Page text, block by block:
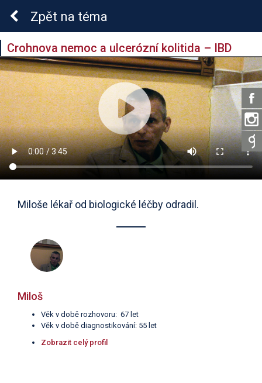
Crohnova nemoc a ulcerózní kolitida – IBD
Zpět na téma
Miloše lékař od biologické léčby odradil.
Miloš
Věk v době rozhovoru: 67 let
Věk v době diagnostikování: 55 let
Zobrazit celý profil